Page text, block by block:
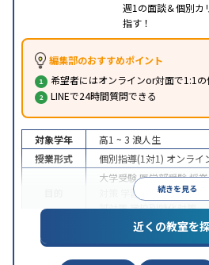
週1の面談＆個別カ
指す！
編集部のおすすめポイント
希望者にはオンラインor対面で1:1
LINEで24時間質問できる
続きを見る
対象学年 高1 ~ 3 浪人生
授業形式
個別指導(1対1) オンライ
大学受験医学部受験授
学習習慣の定着 総
試対策学校別特化対策
特徴
中高一貫校生に対応授業
学習にPC・タブレッ
科目から受講可能
近くの教室を